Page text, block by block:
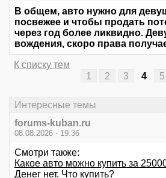
В общем, авто нужно для
посвежее и чтобы продать
через год более ликвидно.
вождения, скоро права
К списку тем
1
2 3 4 5
Интересные темы
forums-kuban.ru
08.08.2026 - 19:36
Смотри также:
Какое авто можно купить за
Денег нет. Что купить?